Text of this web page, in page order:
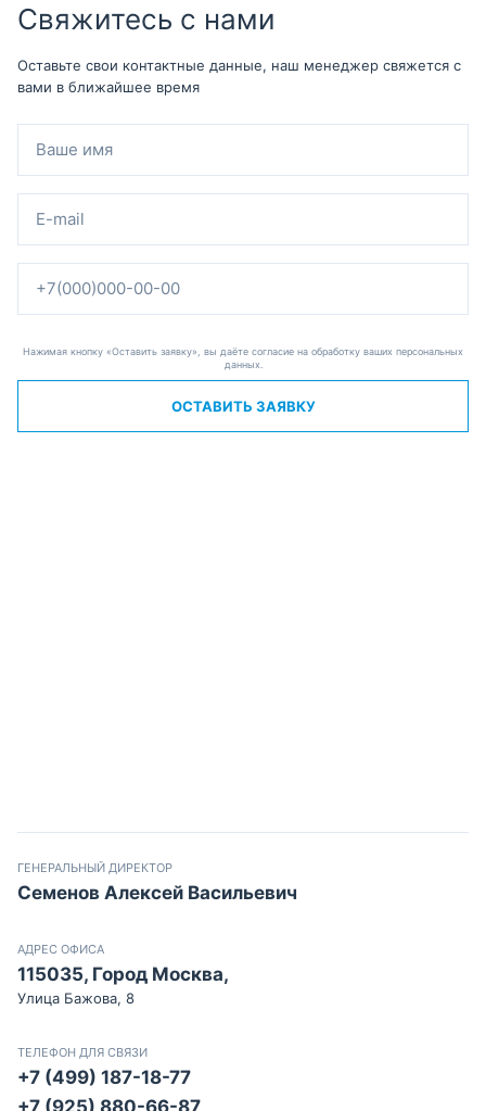
Свяжитесь с нами
Оставьте свои контактные данные, наш менеджер свяжется с
вами в ближайшее время
Нажимая кнопку «Оставить заявку», вы даёте согласие на обработку ваших персональных
данных.
ОСТАВИТЬ ЗАЯВКУ
ГЕНЕРАЛЬНЫЙ ДИРЕКТОР
Семенов Алексей Васильевич
АДРЕС ОФИСА
115035, Город Москва,
Улица Бажова, 8
ТЕЛЕФОН ДЛЯ СВЯЗИ
+7 (499) 187-18-77
+7 (925) 880-66-87